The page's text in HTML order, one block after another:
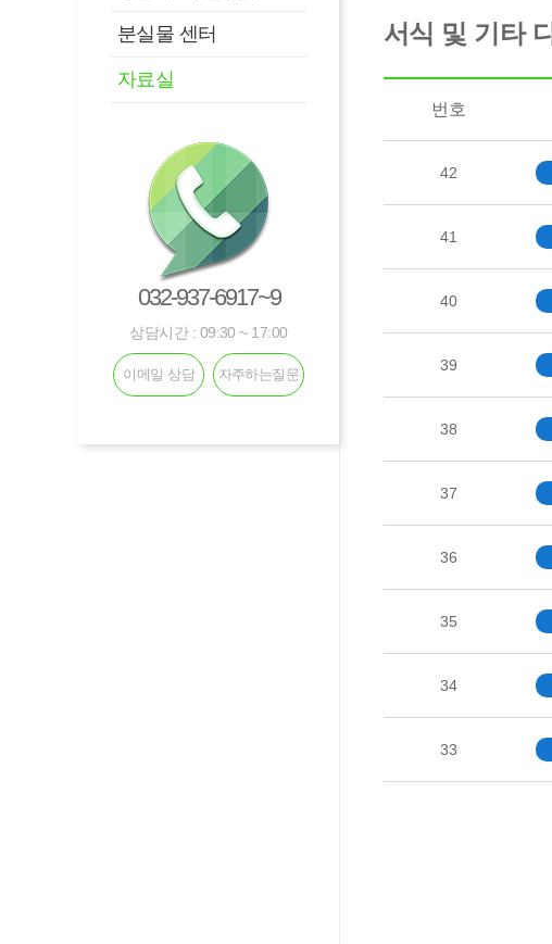
분실물 센터
자료실
032-937-6917~9
상담시간 : 09:30 ~ 17:00
이메일 상담 자주하는질문
서식 및 기타
번호
42
41
40
39
38
37
36
35
34
33